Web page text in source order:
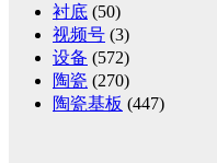
衬底 (50)
视频号 (3)
设备 (572)
陶瓷 (270)
陶瓷基板 (447)